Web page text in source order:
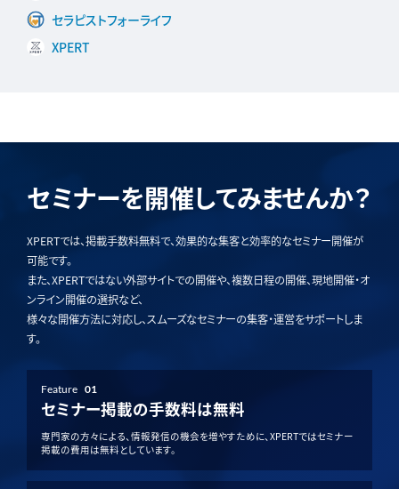
セラピストフォーライフ
XPERT
セミナーを開催してみませんか？
XPERTでは、掲載手数料無料で、効果的な集客と効率的なセミナー開催が
可能です。
また、XPERTではない外部サイトでの開催や、複数日程の開催、現地開催・オ
ンライン開催の選択など、
様々な開催方法に対応し、スムーズなセミナーの集客・運営をサポートしま
す。
Feature 01
セミナー掲載の手数料は無料
専門家の方々による、情報発信の機会を増やすために、XPERTではセミナー
掲載の費用は無料としています。